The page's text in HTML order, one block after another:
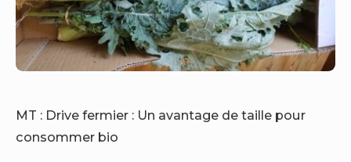
MT : Drive fermier : Un avantage de taille pour
consommer bio